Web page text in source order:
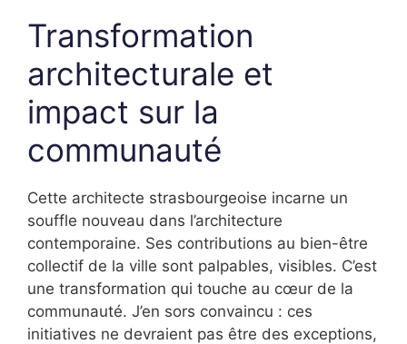
Transformation
architecturale et
impact sur la
communauté
Cette architecte strasbourgeoise incarne un
souffle nouveau dans l’architecture
contemporaine. Ses contributions au bien-être
collectif de la ville sont palpables, visibles. C’est
une transformation qui touche au cœur de la
communauté. J’en sors convaincu : ces
initiatives ne devraient pas être des exceptions,